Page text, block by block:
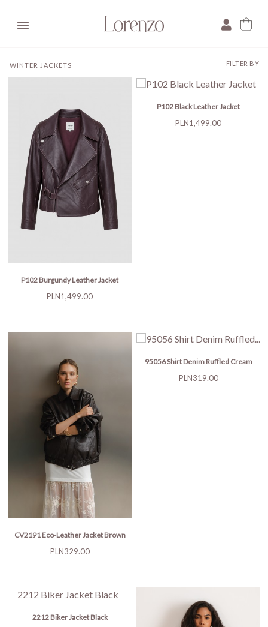

WINTER JACKETS FILTER BY
P102 Burgundy Leather Jacket
Price
PLN1,499.00
P102 Black Leather Jacket
Price
PLN1,499.00
CV2191 Eco-Leather Jacket Brown
Price
PLN329.00
95056 Shirt Denim Ruffled Cream
Price
PLN319.00
2212 Biker Jacket Black